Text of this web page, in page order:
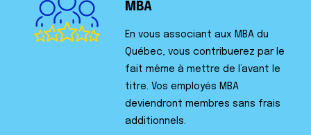
MBA
En vous associant aux MBA du
Québec, vous contribuerez par le
fait même à mettre de l’avant le
titre. Vos employés MBA
deviendront membres sans frais
additionnels.